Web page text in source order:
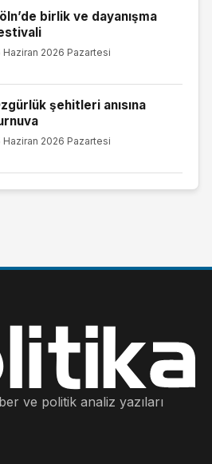
birlik ve dayanışma
Haziran 2026 Pazartesi
şehitleri anısına
Haziran 2026 Pazartesi
ve politik analiz yazıları